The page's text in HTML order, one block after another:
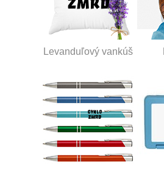
Levanduľový vankúš